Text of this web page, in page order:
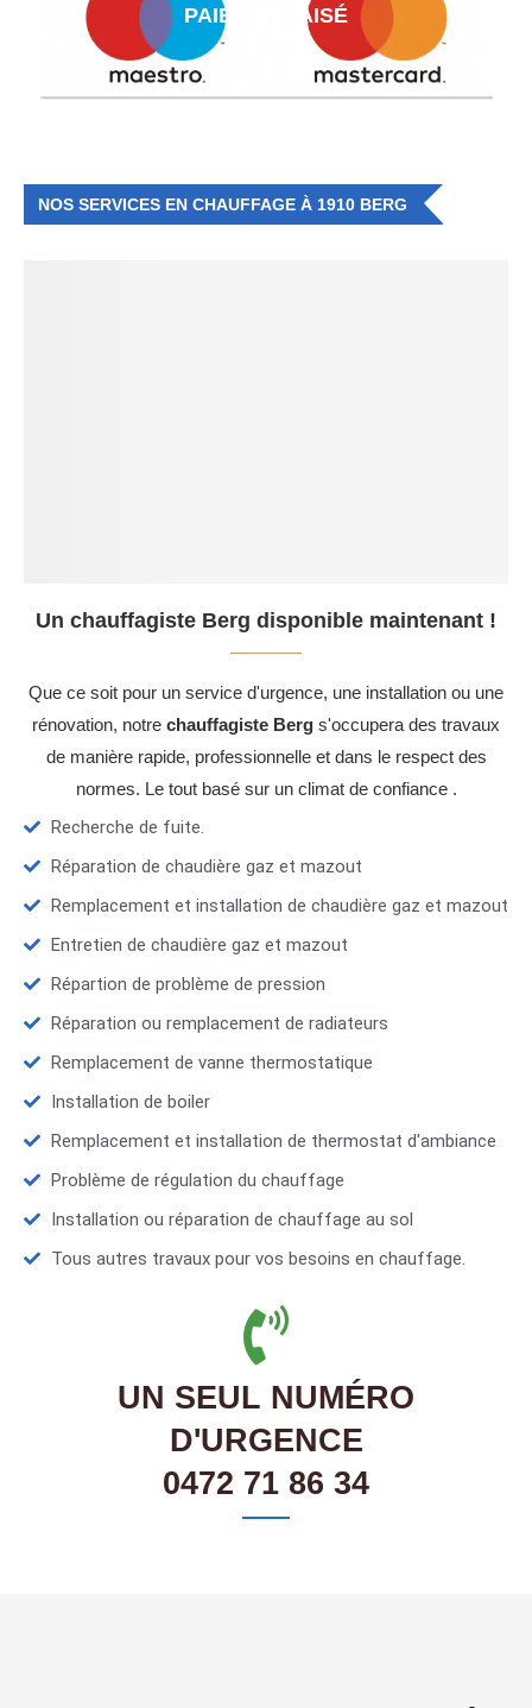
PAIEMENT AISÉ
NOS SERVICES EN CHAUFFAGE À 1910 BERG
Un chauffagiste Berg disponible maintenant !
Que ce soit pour un service d'urgence, une installation ou une
rénovation, notre chauffagiste Berg s'occupera des travaux
de manière rapide, professionnelle et dans le respect des
normes. Le tout basé sur un climat de confiance .
Recherche de fuite.
Réparation de chaudière gaz et mazout
Remplacement et installation de chaudière gaz et mazout
Entretien de chaudière gaz et mazout
Répartion de problème de pression
Réparation ou remplacement de radiateurs
Remplacement de vanne thermostatique
Installation de boiler
Remplacement et installation de thermostat d'ambiance
Problème de régulation du chauffage
Installation ou réparation de chauffage au sol
Tous autres travaux pour vos besoins en chauffage.
UN SEUL NUMÉRO
D'URGENCE
0472 71 86 34